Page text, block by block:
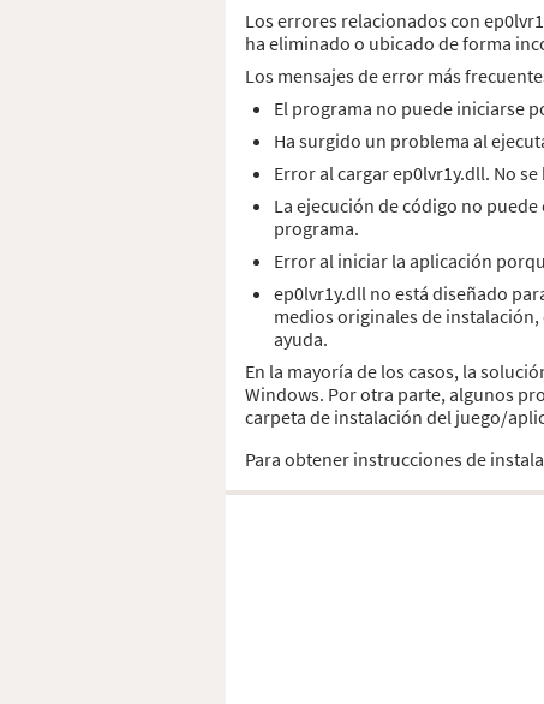
Los errores relacionados con
ha eliminado o ubicado de forma
Los mensajes de error más
El programa no puede iniciarse
Ha surgido un problema al
Error al cargar ep0lvr1y.dll. No
La ejecución de código no
programa.
Error al iniciar la aplicación
ep0lvr1y.dll no está diseñado
medios originales de
ayuda.
En la mayoría de los casos, la
Windows. Por otra parte, algunos
carpeta de instalación del juego/
Para obtener instrucciones de